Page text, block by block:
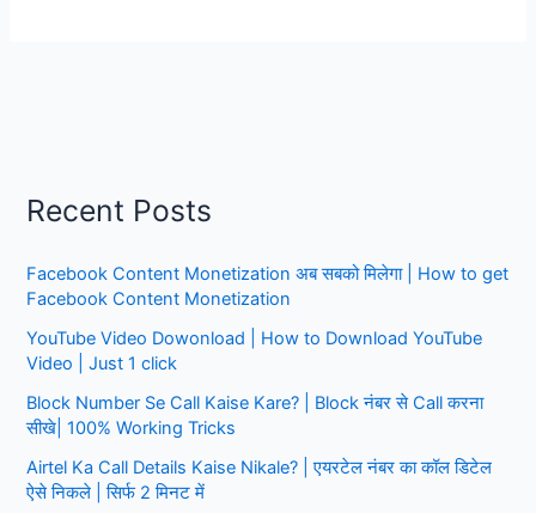
2000|
तथा
सहायिक|
आवेदन
कैसे
Recent Posts
Facebook Content Monetization अब सबको मिलेगा | How to get
Facebook Content Monetization
YouTube Video Dowonload | How to Download YouTube
Video | Just 1 click
Block Number Se Call Kaise Kare? | Block नंबर से Call करना
सीखे| 100% Working Tricks
Airtel Ka Call Details Kaise Nikale? | एयरटेल नंबर का कॉल डिटेल
ऐसे निकले | सिर्फ 2 मिनट में